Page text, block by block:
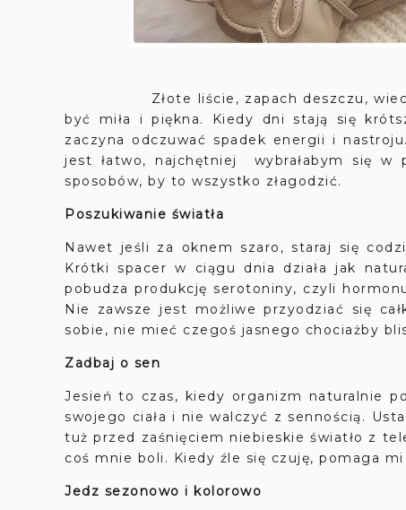
Złote liście, zapach deszczu,
być miła i piękna. Kiedy dni stają się
zaczyna odczuwać spadek energii i
jest łatwo, najchętniej wybrałabym się
sposobów, by to wszystko złagodzić.
Poszukiwanie światła
Nawet jeśli za oknem szaro, staraj się
Krótki spacer w ciągu dnia działa jak
pobudza produkcję serotoniny, czyli
Nie zawsze jest możliwe przyodziać się
sobie, nie mieć czegoś jasnego chociażby
Zadbaj o sen
Jesień to czas, kiedy organizm naturalnie
swojego ciała i nie walczyć z sennością.
tuż przed zaśnięciem niebieskie światło z
coś mnie boli. Kiedy źle się czuję, pomaga
Jedz sezonowo i kolorowo